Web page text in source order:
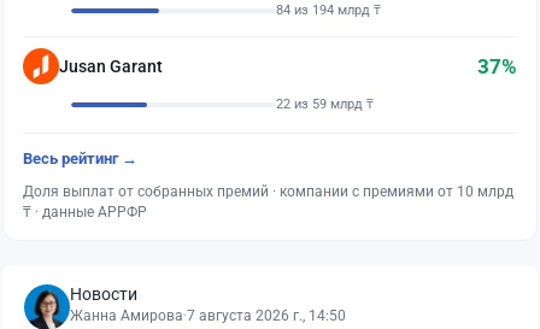
84 из 194 млрд ₸
Jusan Garant 37%
22 из 59 млрд ₸
Весь рейтинг →
Доля выплат от собранных премий · компании с премиями от 10 млрд
₸ · данные АРРФР
Новости
Жанна Амирова·7 августа 2026 г., 14:50